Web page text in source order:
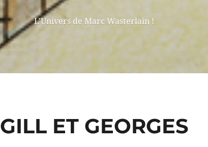
L'Univers de Marc Wasterlain !
GILL ET GEORGES